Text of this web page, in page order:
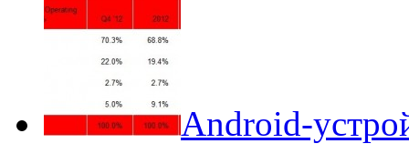
Android-